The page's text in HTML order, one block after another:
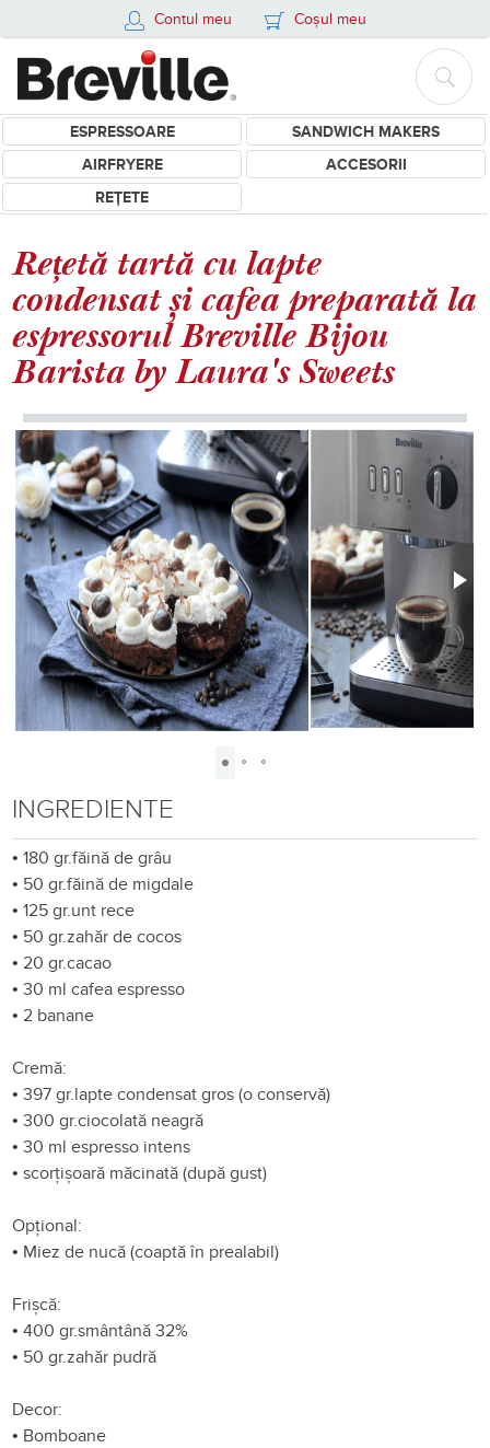
Contul meu Coșul meu
ESPRESSOARE
SANDWICH MAKERS
AIRFRYERE
ACCESORII
REȚETE
Rețetă tartă cu lapte
condensat și cafea preparată la
espressorul Breville Bijou
Barista by Laura's Sweets
INGREDIENTE
•180 gr.făină de grâu
• 50 gr.făină de migdale
•125 gr.unt rece
• 50 gr.zahăr de cocos
• 20 gr.cacao
•30 ml cafea espresso
• 2 banane
Cremă:
•397 gr.lapte condensat gros (o conservă)
•300 gr.ciocolată neagră
•30 ml espresso intens
•scorțișoară măcinată (după gust)
Opțional:
• Miez de nucă (coaptă în prealabil)
Frișcă:
•400 gr.smântână 32%
• 50 gr.zahăr pudră
Decor:
• Bomboane